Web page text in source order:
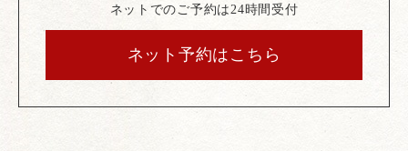
ネットでのご予約は24時間受付
ネット予約はこちら